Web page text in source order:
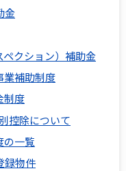
金
クション）補助金
業補助制度
制度
控除について
の一覧
録物件